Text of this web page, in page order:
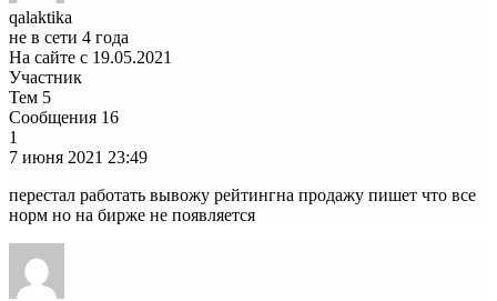
qalaktika
не в сети 4 года
На сайте с 19.05.2021
Участник
Тем 5
Сообщения 16
1
7 июня 2021 23:49
перестал работать вывожу рейтингна продажу пишет что все
норм но на бирже не появляется